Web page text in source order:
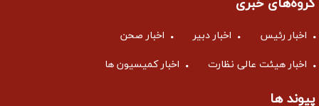
گروه‌های خبری
اخبار رئیس اخبار دبیر اخبار صحن
اخبار هیئت عالی نظارت اخبار کمیسیون ها
پیوند ها